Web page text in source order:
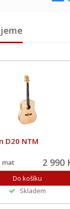
D20 NTM
mat 2 990
Skladem